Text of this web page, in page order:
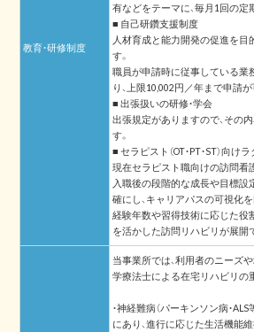
教育・研修制度
有などをテーマに、毎月1回の定
■ 自己研鑽支援制度
人材育成と能力開発の促進を目
す。
職員が申請時に従事している業
り、上限10,002円／年まで申請が
■ 出張扱いの研修・学会
出張規定がありますので、その
す。
■ セラピスト（OT・PT・ST）向け
現在セラピスト職向けの訪問看
入職後の段階的な成長や目標設
確にし、キャリアパスの可視化を
経験年数や習得技術に応じた役
を活かした訪問リハビリが展開
当事業所では、利用者のニーズ
学療法士による在宅リハビリの
・神経難病（パーキンソン病・
にあり、進行に応じた生活機能